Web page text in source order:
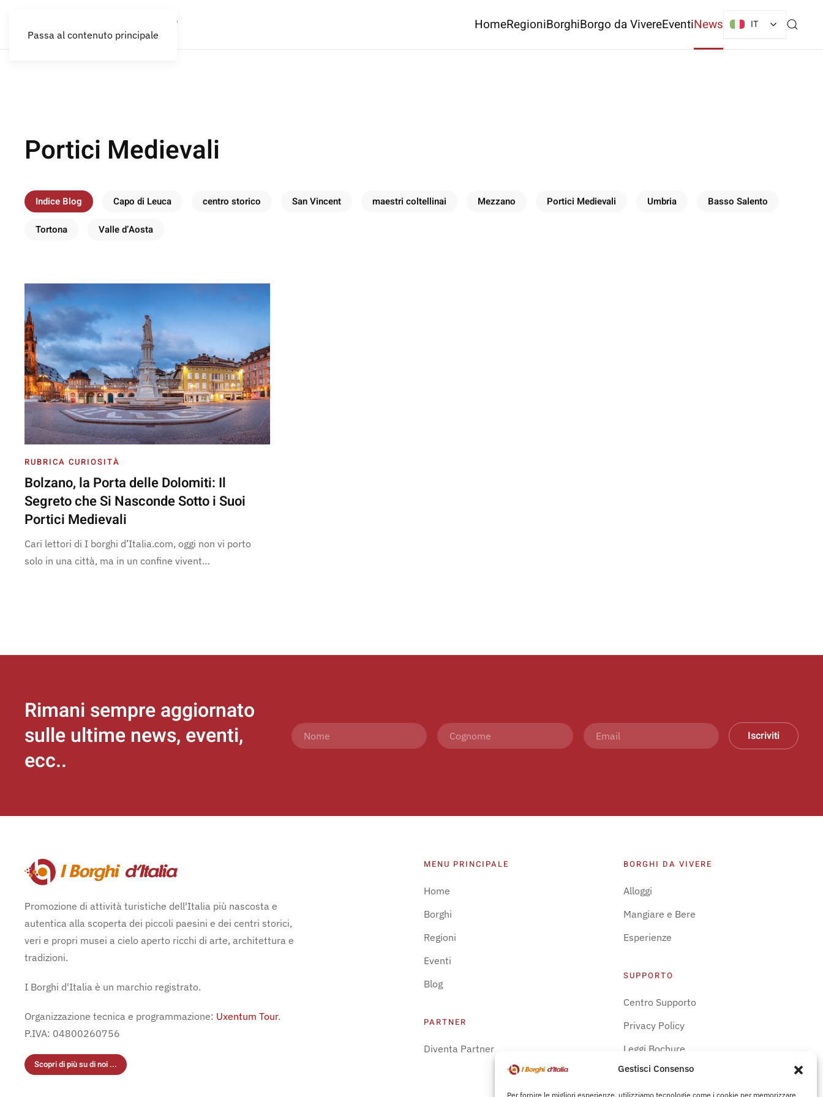
Gestisci Consenso
Per fornire le migliori esperienze, utilizziamo tecnologie come i cookie per memorizzare
Passa al contenuto principale
HomeRegioniBorghiBorgo da VivereEventiNews IT
Portici Medievali
Indice Blog Capo di Leuca centro storico San Vincent maestri coltellinai Mezzano Portici Medievali Umbria Basso Salento
Tortona Valle d’Aosta
RUBRICA CURIOSITÀ
Bolzano, la Porta delle Dolomiti: Il
Segreto che Si Nasconde Sotto i Suoi
Portici Medievali
Cari lettori di I borghi d’Italia.com, oggi non vi porto
solo in una città, ma in un confine vivent…
Rimani sempre aggiornato
sulle ultime news, eventi,
ecc..
Iscriviti
Promozione di attività turistiche dell'Italia più nascosta e
autentica alla scoperta dei piccoli paesini e dei centri storici,
veri e propri musei a cielo aperto ricchi di arte, architettura e
tradizioni.
I Borghi d'Italia è un marchio registrato.
Organizzazione tecnica e programmazione: Uxentum Tour.
P.IVA: 04800260756
Scopri di più su di noi ...
MENU PRINCIPALE
Home
Borghi
Regioni
Eventi
Blog
PARTNER
Diventa Partner
BORGHI DA VIVERE
Alloggi
Mangiare e Bere
Esperienze
SUPPORTO
Centro Supporto
Privacy Policy
Leggi Bochure